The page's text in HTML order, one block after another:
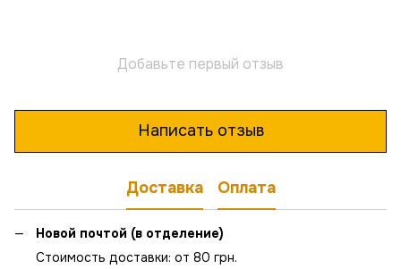
Добавьте первый отзыв
Написать отзыв
Доставка Оплата
Новой почтой (в отделение)
Стоимость доставки: от 80 грн.